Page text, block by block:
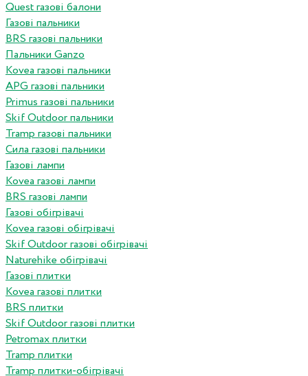
Quest газові балони
Газові пальники
BRS газові пальники
Пальники Ganzo
Kovea газові пальники
APG газові пальники
Primus газові пальники
Skif Outdoor пальники
Tramp газові пальники
Сила газові пальники
Газові лампи
Kovea газові лампи
BRS газові лампи
Газові обігрівачі
Kovea газові обігрівачі
Skif Outdoor газові обігрівачі
Naturehike обігрівачі
Газові плитки
Kovea газові плитки
BRS плитки
Skif Outdoor газові плитки
Petromax плитки
Tramp плитки
Tramp плитки-обігрівачі